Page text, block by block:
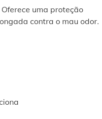
Oferece uma proteção
contra o mau odor.